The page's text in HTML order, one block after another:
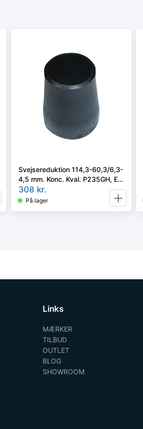
Svejsereduktion 114,3-60,3/6,3-
4,5 mm. Konc. Kval. P235GH, EN
10253-2 type B
308 kr.
På lager
Links
MÆRKER
TILBUD
OUTLET
BLOG
SHOWROOM